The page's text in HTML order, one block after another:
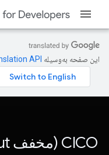
این صفحه به‌وسیله
CICO (مخفف Cash in Cash Out)